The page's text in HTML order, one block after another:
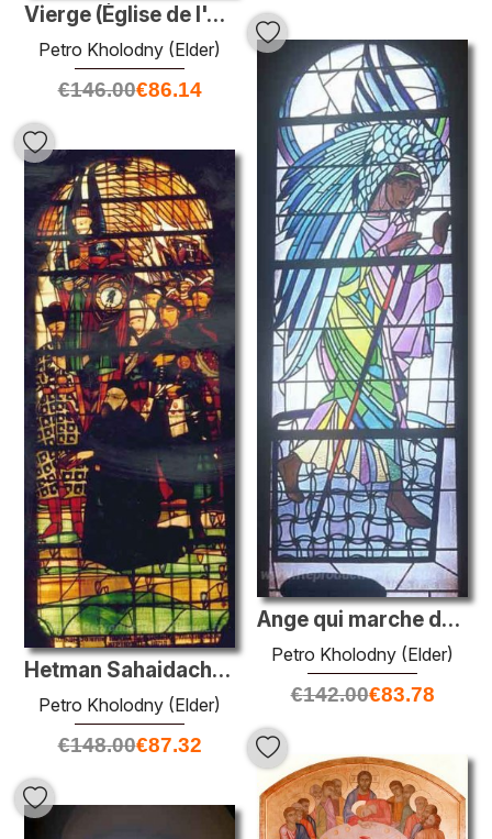
Vierge (Église de l'Assomption de la Sainte Vierge Marie)
Petro Kholodny (Elder)
€146.00€86.14
Ange qui marche du triptyque l'annonciation
Petro Kholodny (Elder)
€142.00€83.78
Hetman Sahaidachny et Cosaques ukrainiens
Petro Kholodny (Elder)
€148.00€87.32